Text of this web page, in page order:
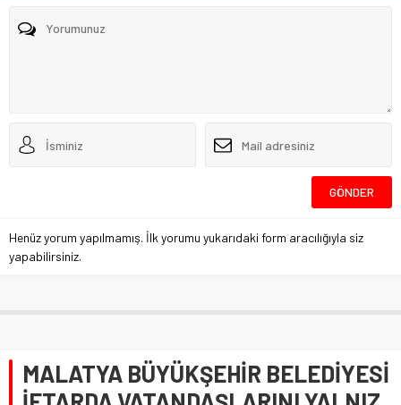
Henüz yorum yapılmamış. İlk yorumu yukarıdaki form aracılığıyla siz
yapabilirsiniz.
MALATYA BÜYÜKŞEHİR BELEDİYESİ